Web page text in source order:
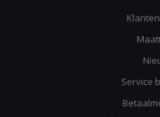
Service